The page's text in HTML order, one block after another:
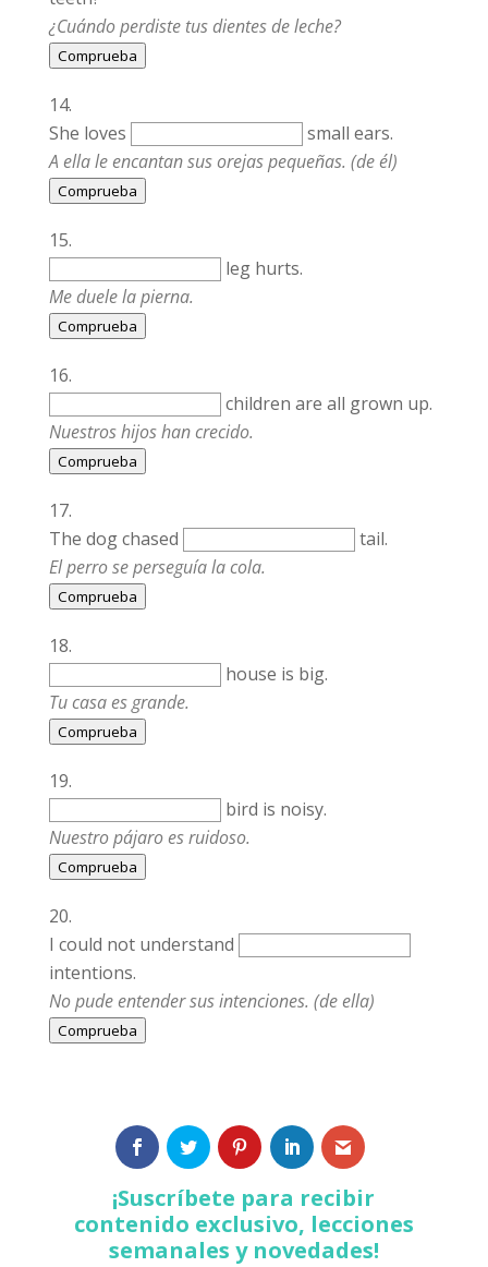
¿Cuándo perdiste tus dientes de leche?
Comprueba
She loves
small ears.
A ella le encantan sus orejas pequeñas. (de él)
Comprueba
leg hurts.
Me duele la pierna.
Comprueba
children are all grown up.
Nuestros hijos han crecido.
Comprueba
The dog chased
tail.
El perro se perseguía la cola.
Comprueba
house is big.
Tu casa es grande.
Comprueba
bird is noisy.
Nuestro pájaro es ruidoso.
Comprueba
I could not understand
intentions.
No pude entender sus intenciones. (de ella)
Comprueba
¡Suscríbete para recibir
contenido exclusivo, lecciones
semanales y novedades!